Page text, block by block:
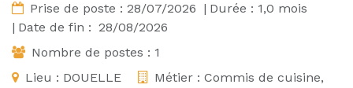
Prise de poste : 28/07/2026 | Durée : 1,0 mois
| Date de fin : 28/08/2026
Nombre de postes : 1
Lieu : DOUELLE Métier : Commis de cuisine,